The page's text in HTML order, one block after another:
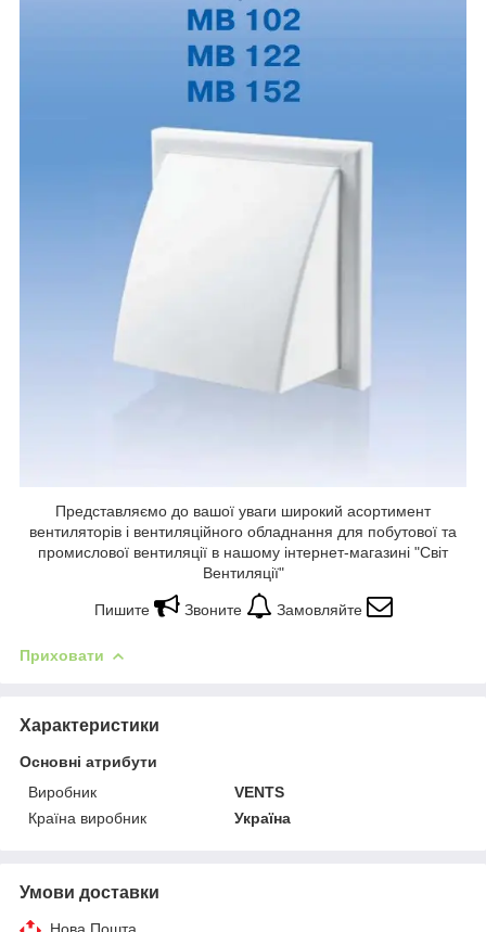
Представляємо до вашої уваги широкий асортимент
вентиляторів і вентиляційного обладнання для побутової та
промислової вентиляції в нашому інтернет-магазині "Світ
Вентиляції"
Пишите Звоните Замовляйте
Приховати
Характеристики
Основні атрибути
Виробник
VENTS
Країна виробник
Україна
Умови доставки
Нова Пошта